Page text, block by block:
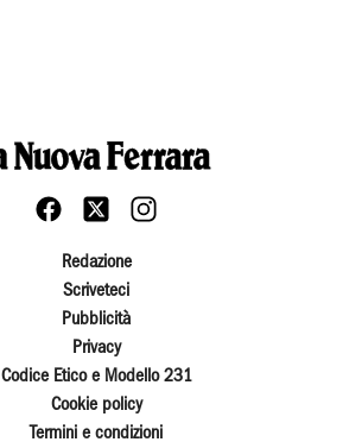
Redazione
Scriveteci
Pubblicità
Privacy
Codice Etico e Modello 231
Cookie policy
Termini e condizioni